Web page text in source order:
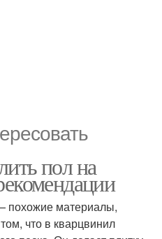
пол на
похожие материалы,
что в кварцвинил